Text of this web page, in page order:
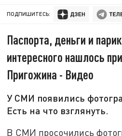
ПОДПИШИТЕСЬ:
Паспорта, деньги и
интересного нашлось
Пригожина - Видео
У СМИ появились
Есть на что взглянуть.
В СМИ просочились